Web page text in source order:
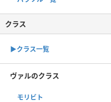
クラス
▶︎クラス一覧
ヴァルのクラス
モリビト